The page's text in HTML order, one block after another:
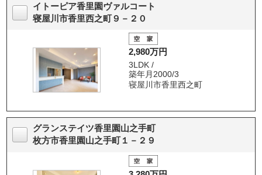
イトーピア香里園ヴァルコート
寝屋川市香里西之町９－２０
2,980万円
3LDK /
築年月2000/3
寝屋川市香里西之町
グランステイツ香里園山之手町
枚方市香里園山之手町１－２９